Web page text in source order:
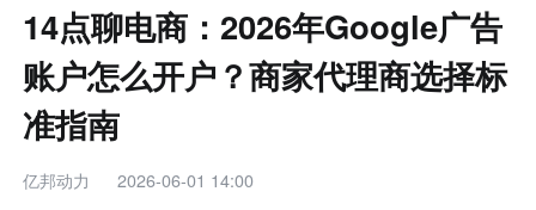
14点聊电商：2026年Google广告
账户怎么开户？商家代理商选择标
准指南
亿邦动力
2026-06-01 14:00